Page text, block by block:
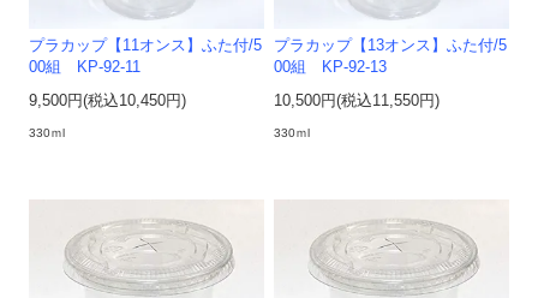
プラカップ【11オンス】ふた付/5
00組 KP-92-11
9,500円(税込10,450円)
330ｍl
プラカップ【13オンス】ふた付/5
00組 KP-92-13
10,500円(税込11,550円)
330ｍl